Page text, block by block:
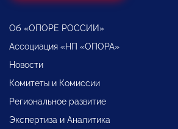
Об «ОПОРЕ РОССИИ»
Ассоциация «НП «ОПОРА»
Новости
Комитеты и Комиссии
Региональное развитие
Экспертиза и Аналитика